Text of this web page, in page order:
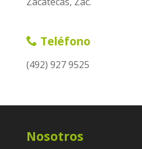
Teléfono
(492) 927 9525
Nosotros